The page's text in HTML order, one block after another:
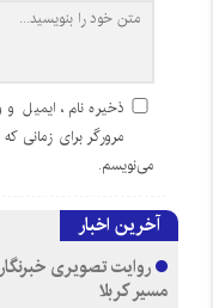
ذخیره نام، ایمیل
مرورگر برای زمانی
می‌نویسم.
آخرین اخبار
روایت تصویری
مسیر کربلا